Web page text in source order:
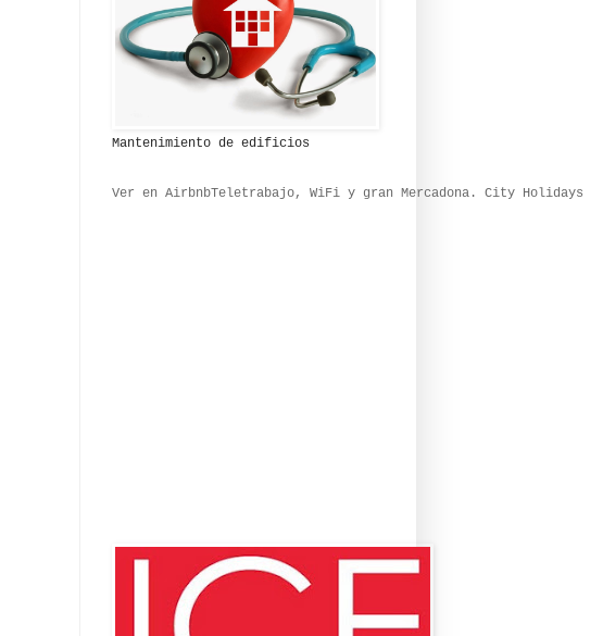
Mantenimiento de edificios
Ver en AirbnbTeletrabajo, WiFi y gran Mercadona. City Holidays